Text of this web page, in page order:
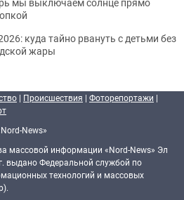
куда тайно рвануть с детьми без
жары
| Происшествия | Фоторепортажи |
News»
массовой информации «Nord-News» Эл
выдано Федеральной службой по
технологий и массовых